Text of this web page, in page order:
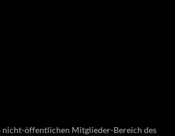
nicht-öffentlichen Mitglieder-Bereich des